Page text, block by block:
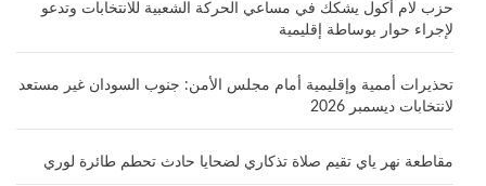
حزب لام أكول يشكك في مساعي الحركة الشعبية للانتخابات وتدعو
لإجراء حوار بوساطة إقليمية
تحذيرات أممية وإقليمية أمام مجلس الأمن: جنوب السودان غير مستعد
لانتخابات ديسمبر 2026
مقاطعة نهر ياي تقيم صلاة تذكاري لضحايا حادث تحطم طائرة لوري